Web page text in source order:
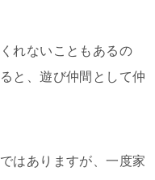
れないこともあるの
と、遊び仲間として仲
はありますが、一度家